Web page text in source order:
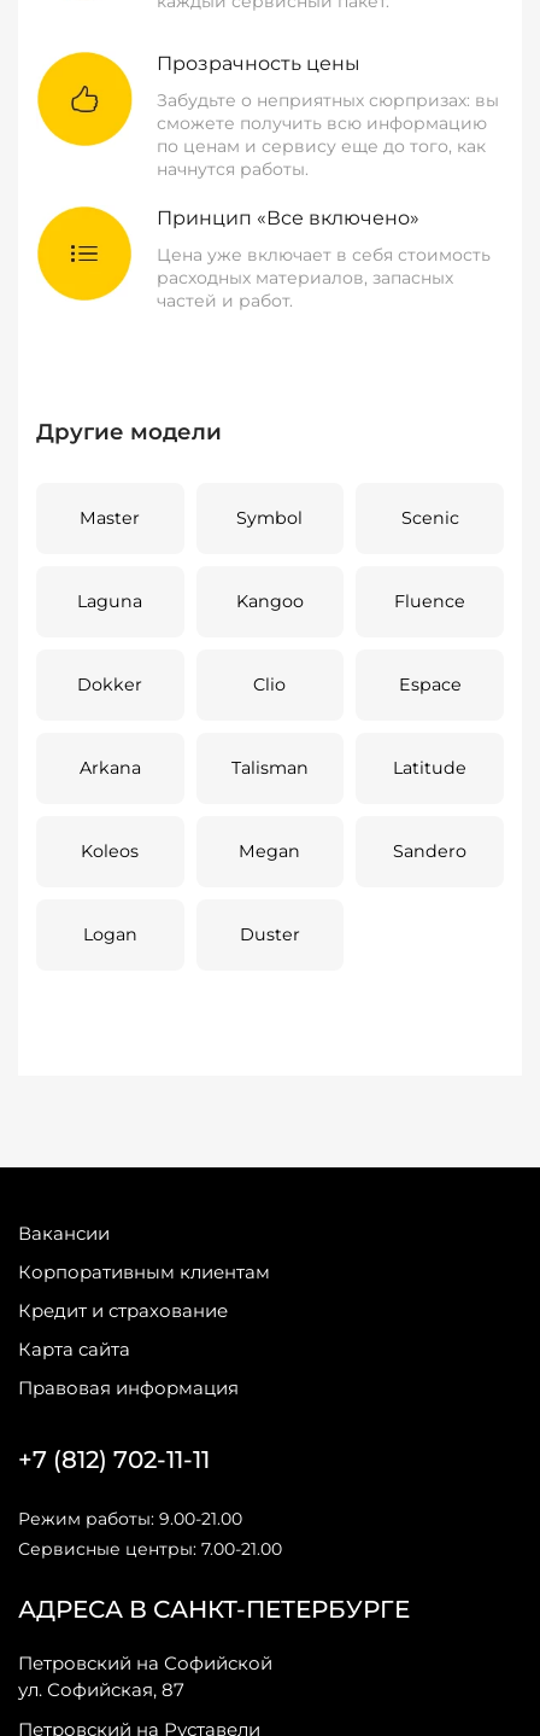
Прозрачность цены
Забудьте о неприятных сюрпризах: вы
сможете получить всю информацию
по ценам и сервису еще до того, как
начнутся работы.
Принцип «Все включено»
Цена уже включает в себя стоимость
расходных материалов, запасных
частей и работ.
Другие модели
Master Symbol Scenic
Laguna Kangoo Fluence
Dokker Clio Espace
Arkana Talisman Latitude
Koleos Megan Sandero
Logan Duster
Вакансии
Корпоративным клиентам
Кредит и страхование
Карта сайта
Правовая информация
АДРЕСА В САНКТ-ПЕТЕРБУРГЕ
Петровский на Софийской
ул. Софийская, 87
Петровский на Руставели
+7 (812) 702-11-11
Режим работы: 9.00-21.00
Сервисные центры: 7.00-21.00